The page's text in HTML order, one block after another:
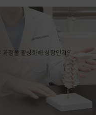
성화해 성장인자의